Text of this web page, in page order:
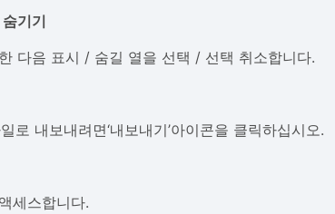
기기
다음 표시 / 숨길 열을 선택 / 선택 취소합니다.
로 내보내려면‘내보내기’아이콘을 클릭하십시오.
세스합니다.